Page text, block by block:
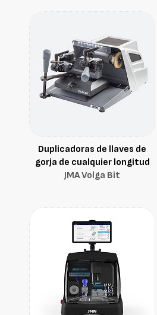
Duplicadoras de llaves de
gorja de cualquier longitud
JMA Volga Bit